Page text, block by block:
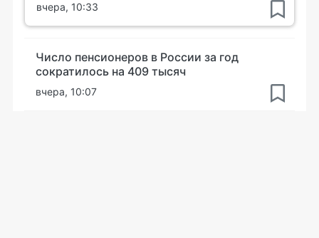
вчера, 10:33
Число пенсионеров в России за год
сократилось на 409 тысяч
вчера, 10:07